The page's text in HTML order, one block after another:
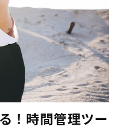
！時間管理ツー